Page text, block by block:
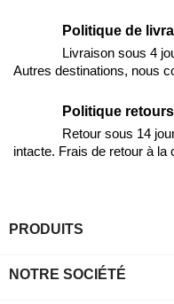
Politique de
Livraison sous 4
Autres destinations, nous
Politique retours
Retour sous 14
intacte. Frais de retour à la
PRODUITS
NOTRE SOCIÉTÉ